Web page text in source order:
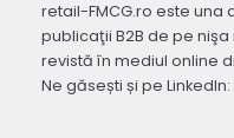
retail-FMCG.ro este
publicaţii B2B de pe nişa
revistă în mediul online
Ne găsești și pe LinkedIn: